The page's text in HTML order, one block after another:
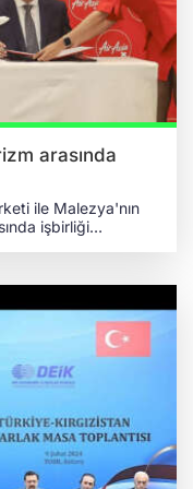
arasında
ile Malezya'nın
işbirliği
göre,
Kazakistan'ın
ardından
ile stratejik iş
imzaladı.
Malezya arasındaki
ile kuruluş
öngörüyor. İKİ
iki